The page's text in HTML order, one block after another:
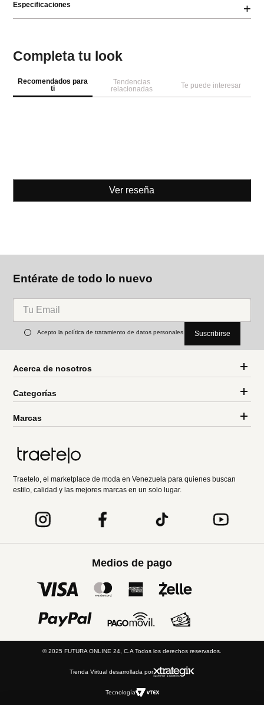
Especificaciones +
Completa tu look
Recomendados para
ti
Tendencias
relacionadas
Te puede interesar
Ver reseña
Entérate de todo lo nuevo
Acepto la política de tratamiento de datos personales Suscribirse
Acerca de nosotros
Categorías
Marcas
Traetelo, el marketplace de moda en Venezuela para quienes buscan
estilo, calidad y las mejores marcas en un solo lugar.
Medios de pago
© 2025 FUTURA ONLINE 24, C.A Todos los derechos reservados.
Tienda Virtual desarrollada por
Tecnología